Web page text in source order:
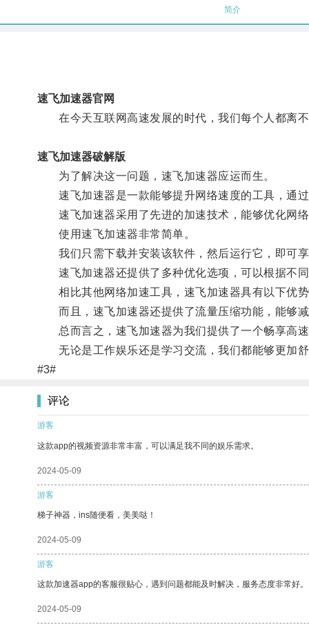
简介
速飞加速器官网
在今天互联网高速发展的时代，我们每个人都离不
速飞加速器破解版
为了解决这一问题，速飞加速器应运而生。
速飞加速器是一款能够提升网络速度的工具，通过
速飞加速器采用了先进的加速技术，能够优化网
使用速飞加速器非常简单。
我们只需下载并安装该软件，然后运行它，即可享
速飞加速器还提供了多种优化选项，可以根据不同
相比其他网络加速工具，速飞加速器具有以下优
而且，速飞加速器还提供了流量压缩功能，能够
总而言之，速飞加速器为我们提供了一个畅享高
无论是工作娱乐还是学习交流，我们都能够更加
#3#
评论
游客
这款app的视频资源非常丰富，可以满足我不同的娱乐需求。
2024-05-09
游客
梯子神器，ins随便看，美美哒！
2024-05-09
游客
这款加速器app的客服很贴心，遇到问题都能及时解决，服务态度非常好。
2024-05-09